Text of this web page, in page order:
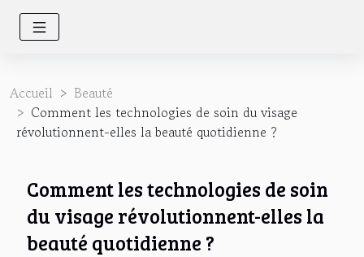
Accueil
Beauté
Comment les technologies de soin du visage
révolutionnent-elles la beauté quotidienne ?
Comment les technologies de soin
du visage révolutionnent-elles la
beauté quotidienne ?